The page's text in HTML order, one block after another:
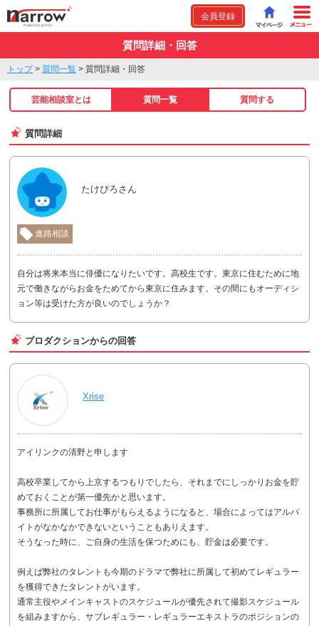
会員登録
質問詳細・回答
トップ> 質問一覧 > 質問詳細・回答
芸能相談室とは 質問一覧 質問する
質問詳細
たけぴろさん
進路相談
自分は将来本当に俳優になりたいです。高校生です。東京に住むために地
元で働きながらお金をためてから東京に住みます。その間にもオーディシ
ョン等は受けた方が良いのでしょうか？
プロダクションからの回答
Xrise
アイリンクの清野と申します
高校卒業してから上京するつもりでしたら、それまでにしっかりお金を貯
めておくことが第一優先かと思います。
事務所に所属してお仕事がもらえるようになると、場合によってはアルバ
イトがなかなかできないということもありえます。
そうなった時に、ご自身の生活を保つためにも、貯金は必要です。
例えば弊社のタレントも今期のドラマで弊社に所属して初めてレギュラー
を獲得できたタレントがいます。
通常主役やメインキャストのスケジュールが優先されて撮影スケジュール
を組みますから、サブレギュラー・レギュラーエキストラのポジションの